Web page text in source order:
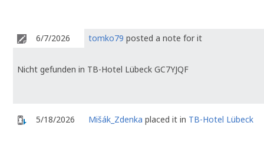
6/7/2026 tomko79 posted a note for it
Nicht gefunden in TB-Hotel Lübeck GC7YJQF
5/18/2026 Mišák_Zdenka placed it in TB-Hotel Lübeck